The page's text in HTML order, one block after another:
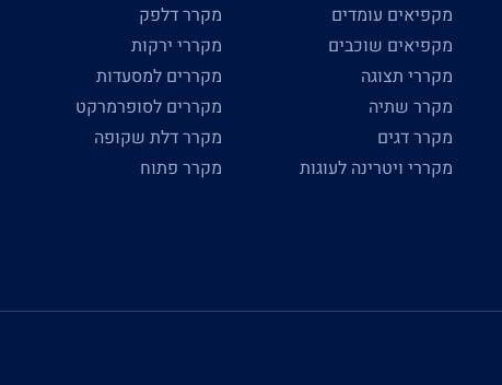
מקפיאים עומדים
מקפיאים שוכבים
מקררי תצוגה
מקרר שתיה
מקרר דגים
מקררי ויטרינה לעוגות
מקרר דלפק
מקררי ירקות
מקררים למסעדות
מקררים לסופרמרקט
מקרר דלת שקופה
מקרר פתוח